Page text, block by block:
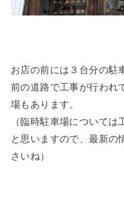
お店の前には３台分の駐
前の道路で工事が行われ
場もあります。
（臨時駐車場について
と思いますので、最新の
さいね）